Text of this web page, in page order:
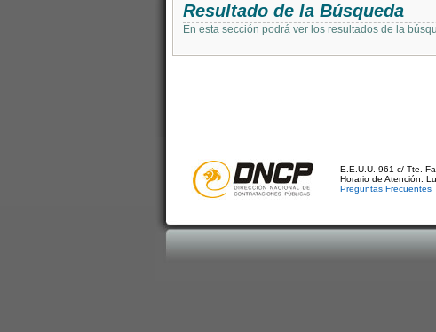
Resultado de la Búsqueda
En esta sección podrá ver los resultados de la
E.E.U.U. 961 c/ Tte.
Horario de Atención:
Preguntas Frecuentes